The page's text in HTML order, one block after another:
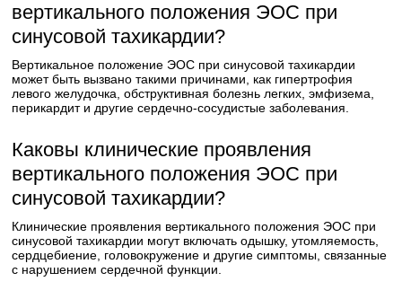
вертикального положения ЭОС при
синусовой тахикардии?
Вертикальное положение ЭОС при синусовой тахикардии
может быть вызвано такими причинами, как гипертрофия
левого желудочка, обструктивная болезнь легких, эмфизема,
перикардит и другие сердечно-сосудистые заболевания.
Каковы клинические проявления
вертикального положения ЭОС при
синусовой тахикардии?
Клинические проявления вертикального положения ЭОС при
синусовой тахикардии могут включать одышку, утомляемость,
сердцебиение, головокружение и другие симптомы, связанные
с нарушением сердечной функции.